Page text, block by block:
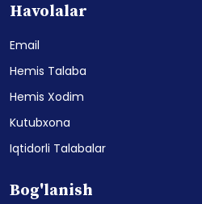
Havolalar
Email
Hemis Talaba
Hemis Xodim
Kutubxona
Iqtidorli Talabalar
Bog'lanish